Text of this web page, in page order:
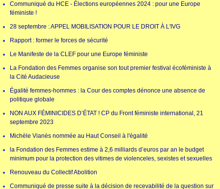
Communiqué du HCE - Élections européennes 2024 : pour une Europe
féministe !
28 septembre : APPEL MOBILISATION POUR LE DROIT À L'IVG
Rapport : former le forces de sécurité
Le Manifeste de la CLEF pour une Europe féministe
La Fondation des Femmes organise son tout premier festival écoféministe à
la Cité Audacieuse
Égalité femmes-hommes : la Cour des comptes dénonce une absence de
politique globale
NON AUX FÉMINICIDES D’ÉTAT ! CP du Front féministe international, 21
septembre 2023
Michèle Vianès nommée au Haut Conseil à l'égalité
la Fondation des Femmes estime à 2,6 milliards d’euros par an le budget
minimum pour la protection des vitimes de violenceles, sexistes et sexuelles
Renouveau du Collectif Abolition
Communiqué de presse suite à la décision de recevabilité de la question sur